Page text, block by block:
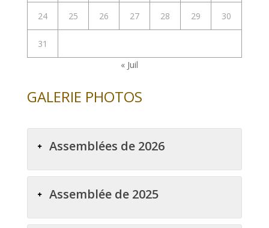
24 25 26 27 28 29 30
31
« Juil
GALERIE PHOTOS
Assemblées de 2026
Assemblée de 2025